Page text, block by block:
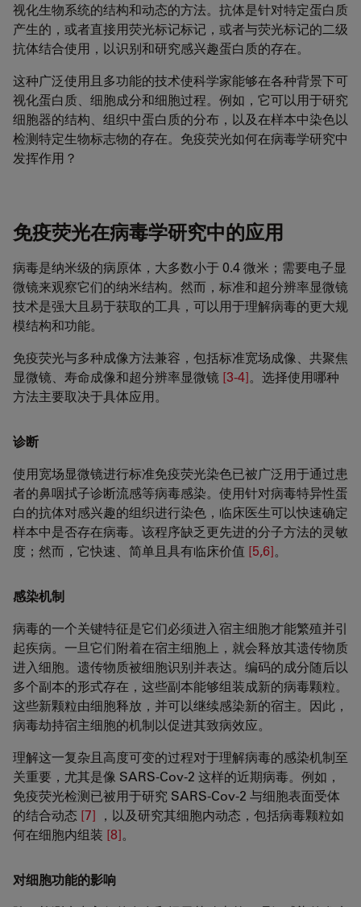
视化生物系统的结构和动态的方法。抗体是针对特定蛋白质
产生的，或者直接用荧光标记标记，或者与荧光标记的二级
抗体结合使用，以识别和研究感兴趣蛋白质的存在。
这种广泛使用且多功能的技术使科学家能够在各种背景下可
视化蛋白质、细胞成分和细胞过程。例如，它可以用于研究
细胞器的结构、组织中蛋白质的分布，以及在样本中染色以
检测特定生物标志物的存在。免疫荧光如何在病毒学研究中
发挥作用？
免疫荧光在病毒学研究中的应用
病毒是纳米级的病原体，大多数小于 0.4 微米；需要电子显
微镜来观察它们的纳米结构。然而，标准和超分辨率显微镜
技术是强大且易于获取的工具，可以用于理解病毒的更大规
模结构和功能。
免疫荧光与多种成像方法兼容，包括标准宽场成像、共聚焦
显微镜、寿命成像和超分辨率显微镜 [3-4]。选择使用哪种
方法主要取决于具体应用。
诊断
使用宽场显微镜进行标准免疫荧光染色已被广泛用于通过患
者的鼻咽拭子诊断流感等病毒感染。使用针对病毒特异性蛋
白的抗体对感兴趣的组织进行染色，临床医生可以快速确定
样本中是否存在病毒。该程序缺乏更先进的分子方法的灵敏
度；然而，它快速、简单且具有临床价值 [5,6]。
感染机制
病毒的一个关键特征是它们必须进入宿主细胞才能繁殖并引
起疾病。一旦它们附着在宿主细胞上，就会释放其遗传物质
进入细胞。遗传物质被细胞识别并表达。编码的成分随后以
多个副本的形式存在，这些副本能够组装成新的病毒颗粒。
这些新颗粒由细胞释放，并可以继续感染新的宿主。因此，
病毒劫持宿主细胞的机制以促进其致病效应。
理解这一复杂且高度可变的过程对于理解病毒的感染机制至
关重要，尤其是像 SARS-Cov-2 这样的近期病毒。例如，
免疫荧光检测已被用于研究 SARS-Cov-2 与细胞表面受体
的结合动态 [7] ，以及研究其细胞内动态，包括病毒颗粒如
何在细胞内组装 [8]。
对细胞功能的影响